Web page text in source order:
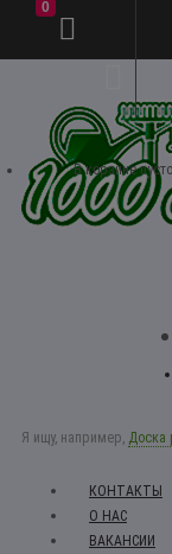
Я ищу, например, Доска
0
В корзине
КОНТАКТЫ
О НАС
ВАКАНСИИ